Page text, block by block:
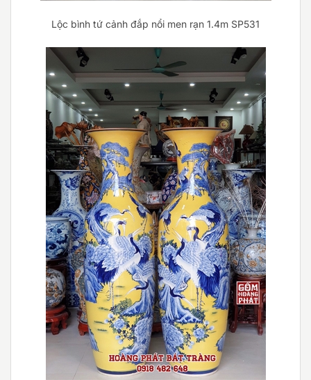
Lộc bình tứ cảnh đắp nổi men rạn 1.4m SP531